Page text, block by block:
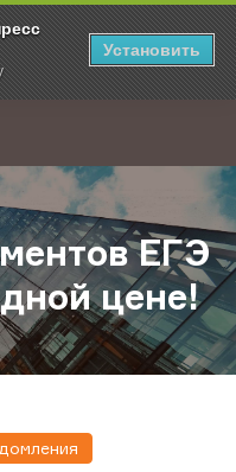
Установить
документов ЕГЭ в вузы
ЕГЭ
цене!